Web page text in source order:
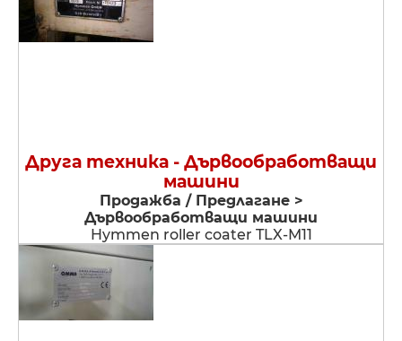
Друга техника - Дървообработващи
машини
Продажба / Предлагане >
Дървообработващи машини
Hymmen roller coater TLX-M11